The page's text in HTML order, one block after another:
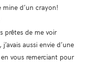
d’un crayon!
prêtes de me voir
aussi envie d’une
vous remerciant pour